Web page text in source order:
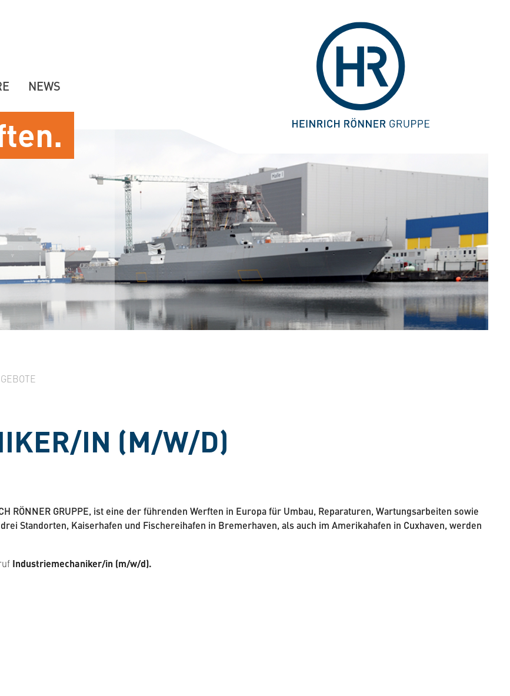
IN (M/W/D)
RÖNNER GRUPPE, ist eine der führenden Werften in Europa für Umbau, Reparaturen, Wartungsarbeiten sowie
Standorten, Kaiserhafen und Fischereihafen in Bremerhaven, als auch im Amerikahafen in Cuxhaven, werden
Industriemechaniker/in (m/w/d).
NEWS